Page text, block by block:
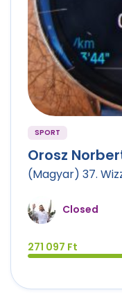
SPORT
Orosz
(Magyar) 37.
Closed
271 097 Ft